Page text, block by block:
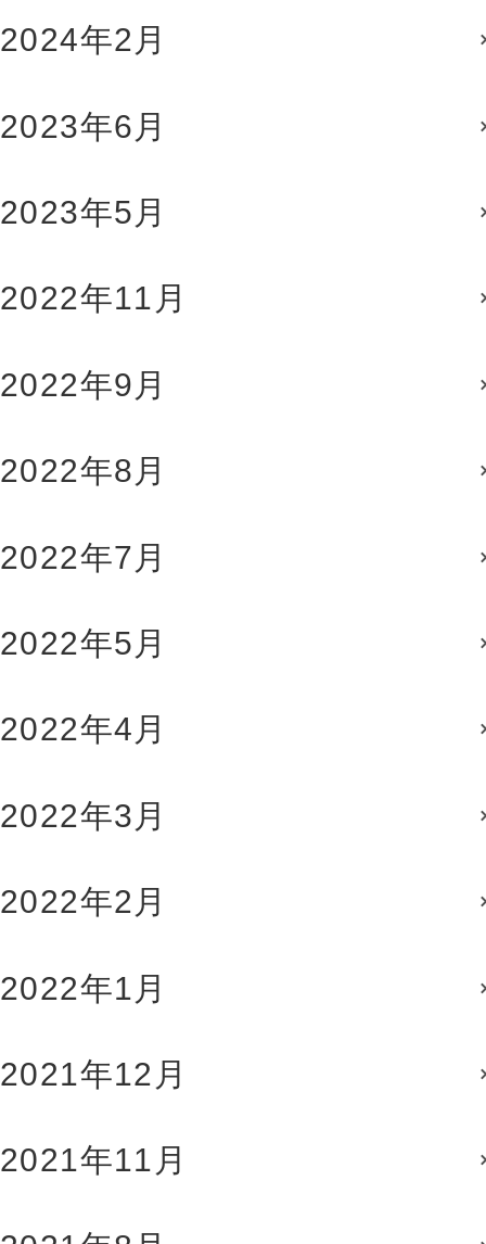
2024年2月
2023年6月
2023年5月
2022年11月
2022年9月
2022年8月
2022年7月
2022年5月
2022年4月
2022年3月
2022年2月
2022年1月
2021年12月
2021年11月